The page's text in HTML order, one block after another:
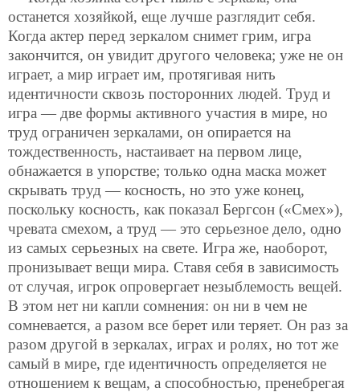
останется хозяйкой, еще лучше разглядит себя.
Когда актер перед зеркалом снимет грим, игра
закончится, он увидит другого человека; уже не он
играет, а мир играет им, протягивая нить
идентичности сквозь посторонних людей. Труд и
игра — две формы активного участия в мире, но
труд ограничен зеркалами, он опирается на
тождественность, настаивает на первом лице,
обнажается в упорстве; только одна маска может
скрывать труд — косность, но это уже конец,
поскольку косность, как показал Бергсон («Смех»),
чревата смехом, а труд — это серьезное дело, одно
из самых серьезных на свете. Игра же, наоборот,
пронизывает вещи мира. Ставя себя в зависимость
от случая, игрок опровергает незыблемость вещей.
В этом нет ни капли сомнения: он ни в чем не
сомневается, а разом все берет или теряет. Он раз за
разом другой в зеркалах, играх и ролях, но тот же
самый в мире, где идентичность определяется не
отношением к вещам, а способностью, пренебрегая